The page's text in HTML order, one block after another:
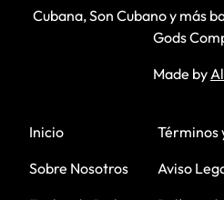
Cubana, Son Cubano y más
Gods
Made by
Inicio
Sobre Nosotros
Términos
Aviso